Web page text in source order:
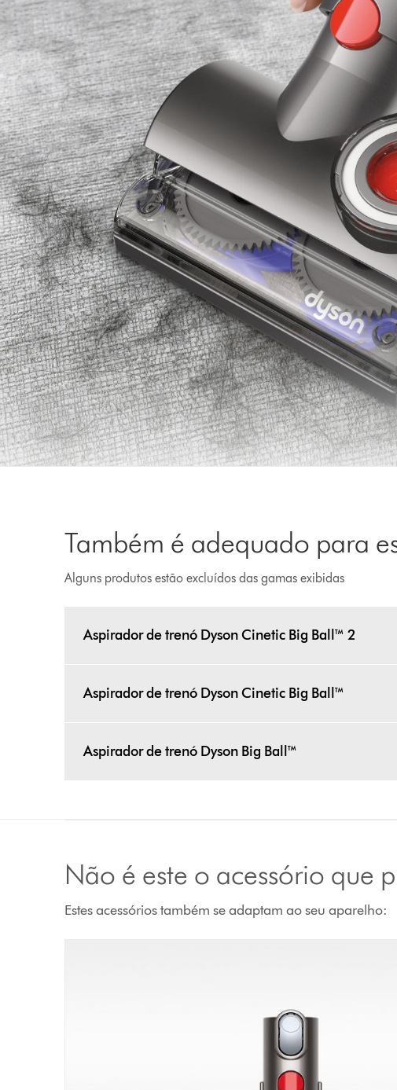
Também é adequado para
Alguns produtos estão excluídos das gamas exibidas
Aspirador de trenó Dyson Cinetic Big Ball™ 2
Aspirador de trenó Dyson Cinetic Big Ball™
Aspirador de trenó Dyson Big Ball™
Não é este o acessório que
Estes acessórios também se adaptam ao seu aparelho: